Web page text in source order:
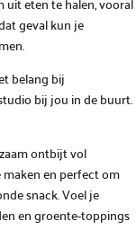
geval kun je
belang bij
bij jou in de buurt.
ontbijt vol
en perfect om
snack. Voel je
en groente-toppings